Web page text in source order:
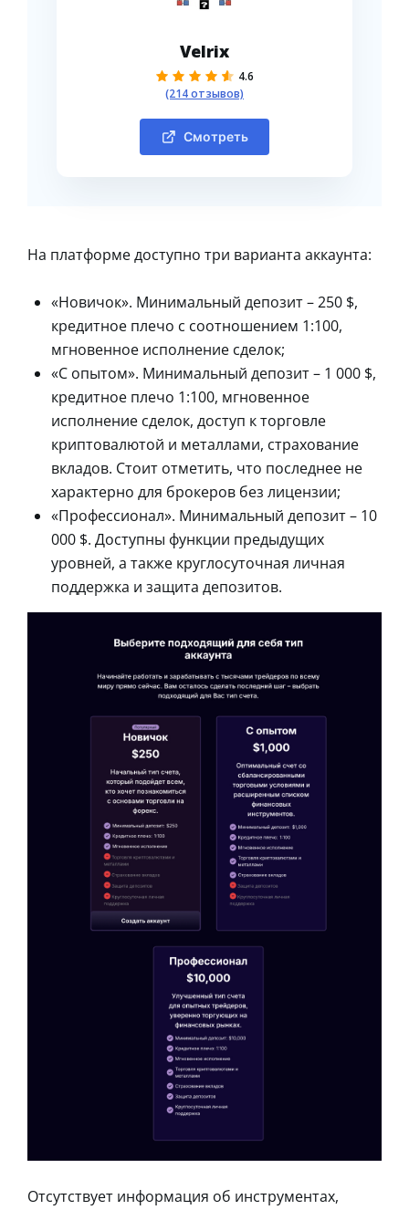
Velrix
4.6
(214 отзывов)
Смотреть
На платформе доступно три варианта аккаунта:
«Новичок». Минимальный депозит – 250 $,
кредитное плечо с соотношением 1:100,
мгновенное исполнение сделок;
«С опытом». Минимальный депозит – 1 000 $,
кредитное плечо 1:100, мгновенное
исполнение сделок, доступ к торговле
криптовалютой и металлами, страхование
вкладов. Стоит отметить, что последнее не
характерно для брокеров без лицензии;
«Профессионал». Минимальный депозит – 10
000 $. Доступны функции предыдущих
уровней, а также круглосуточная личная
поддержка и защита депозитов.
Отсутствует информация об инструментах,